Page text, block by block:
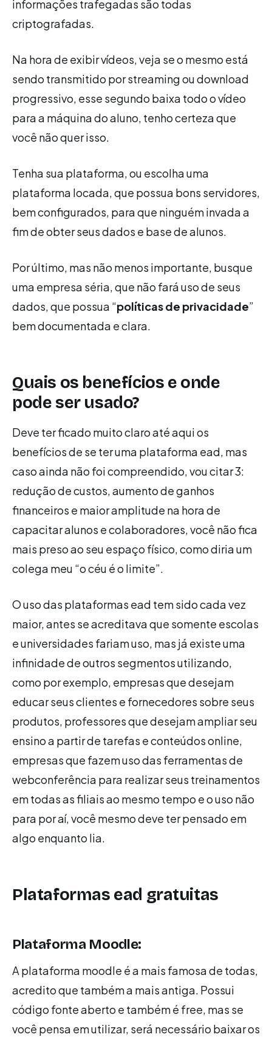
informações trafegadas são todas
criptografadas.
Na hora de exibir vídeos, veja se o mesmo está
sendo transmitido por streaming ou download
progressivo, esse segundo baixa todo o vídeo
para a máquina do aluno, tenho certeza que
você não quer isso.
Tenha sua plataforma, ou escolha uma
plataforma locada, que possua bons servidores,
bem configurados, para que ninguém invada a
fim de obter seus dados e base de alunos.
Por último, mas não menos importante, busque
uma empresa séria, que não fará uso de seus
dados, que possua “políticas de privacidade”
bem documentada e clara.
Quais os benefícios e onde
pode ser usado?
Deve ter ficado muito claro até aqui os
benefícios de se ter uma plataforma ead, mas
caso ainda não foi compreendido, vou citar 3:
redução de custos, aumento de ganhos
financeiros e maior amplitude na hora de
capacitar alunos e colaboradores, você não fica
mais preso ao seu espaço físico, como diria um
colega meu “o céu é o limite”.
O uso das plataformas ead tem sido cada vez
maior, antes se acreditava que somente escolas
e universidades fariam uso, mas já existe uma
infinidade de outros segmentos utilizando,
como por exemplo, empresas que desejam
educar seus clientes e fornecedores sobre seus
produtos, professores que desejam ampliar seu
ensino a partir de tarefas e conteúdos online,
empresas que fazem uso das ferramentas de
webconferência para realizar seus treinamentos
em todas as filiais ao mesmo tempo e o uso não
para por aí, você mesmo deve ter pensado em
algo enquanto lia.
Plataformas ead gratuitas
Plataforma Moodle:
A plataforma moodle é a mais famosa de todas,
acredito que também a mais antiga. Possui
código fonte aberto e também é free, mas se
você pensa em utilizar, será necessário baixar os